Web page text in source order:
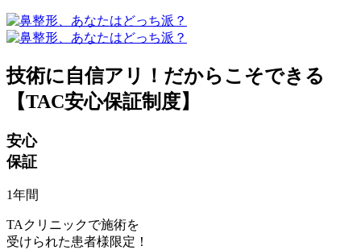
技術に自信アリ！だからこそできる
【TAC安心保証制度】
安心
保証
1年間
TAクリニックで施術を
受けられた患者様限定！